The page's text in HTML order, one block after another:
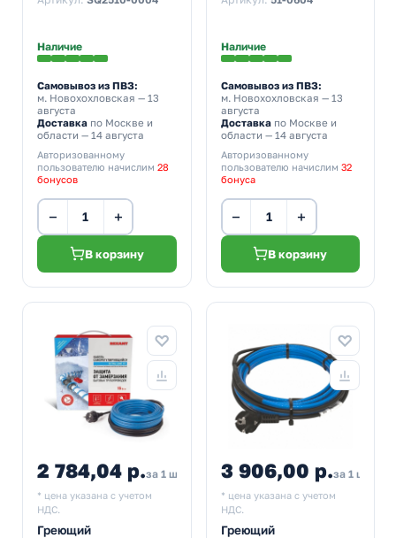
Наличие
Самовывоз из ПВЗ:
м. Новохохловская — 13
августа
Доставка по Москве и
области — 14 августа
Авторизованному
пользователю начислим 28
бонусов
− +
В корзину
Наличие
Самовывоз из ПВЗ:
м. Новохохловская — 13
августа
Доставкапо Москве и
области — 14 августа
Авторизованному
пользователю начислим 32
бонуса
− +
В корзину
2 784,04 р.за 1 шт
* цена указана с учетом
НДС.
Греющий
3 906,00 р.за 1 шт
* цена указана с учетом
НДС.
Греющий